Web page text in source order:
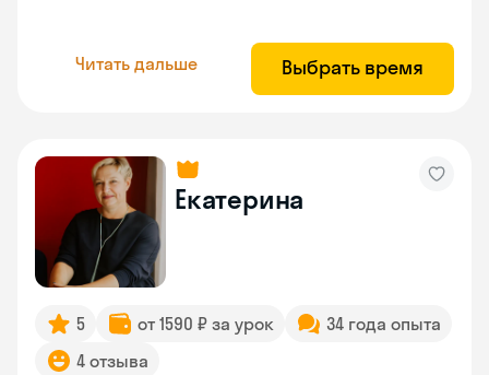
Читать дальше Выбрать время
Екатерина
5 от 1590 ₽ за урок
34 года опыта
4 отзыва